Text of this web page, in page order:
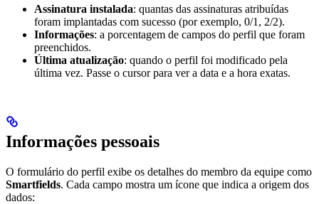
Assinatura instalada: quantas das assinaturas atribuídas
foram implantadas com sucesso (por exemplo, 0/1, 2/2).
Informações: a porcentagem de campos do perfil que foram
preenchidos.
Última atualização: quando o perfil foi modificado pela
última vez. Passe o cursor para ver a data e a hora exatas.
Informações pessoais
O formulário do perfil exibe os detalhes do membro da equipe como
Smartfields. Cada campo mostra um ícone que indica a origem dos
dados: